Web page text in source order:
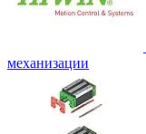
механизации